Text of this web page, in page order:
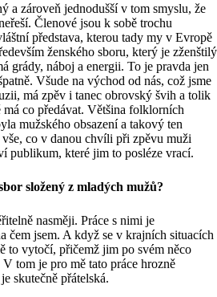
a zároveň jednodušší v tom smyslu, že
Členové jsou k sobě trochu
představa, kterou tady my v Evropě
ženského sboru, který je zženštilý
grády, náboj a energii. To je pravda jen
Všude na východ od nás, což jsme
má zpěv i tanec obrovský švih a tolik
co předávat. Většina folklorních
mužského obsazení a takový ten
co v danou chvíli při zpěvu muži
publikum, které jim to posléze vrací.
složený z mladých mužů?
nasměji. Práce s nimi je
čem jsem. A když se v krajních situacích
to vytočí, přičemž jim po svém něco
tom je pro mě tato práce hrozně
skutečně přátelská.